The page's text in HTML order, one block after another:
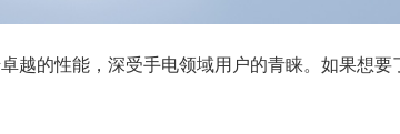
的性能，深受手电领域用户的青睐。如果想要